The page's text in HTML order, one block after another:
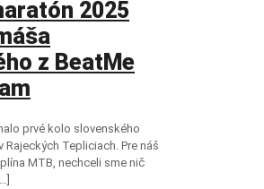
2025
z BeatMe
prvé kolo slovenského
Rajeckých Tepliciach. Pre náš
MTB, nechceli sme nič
[…]